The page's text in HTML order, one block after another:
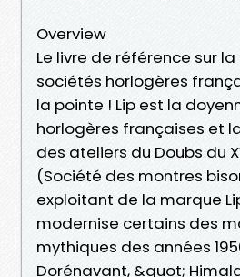
Overview
Le livre de référence sur
sociétés horlogères
la pointe ! Lip est la
horlogères françaises et
des ateliers du Doubs du
(Société des montres
exploitant de la marque
modernise certains des
mythiques des années
Dorénavant, &quot;